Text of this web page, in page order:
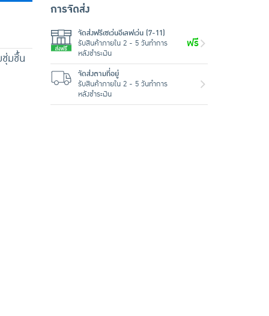
ชุ่มชื้น
การจัดส่ง
จัดส่งฟรีเซเว่นอีเลฟเว่น (7-11)
รับสินค้าภายใน 2 - 5 วันทำการ
หลังชำระเงิน
ฟรี
จัดส่งตามที่อยู่
รับสินค้าภายใน 2 - 5 วันทำการ
หลังชำระเงิน